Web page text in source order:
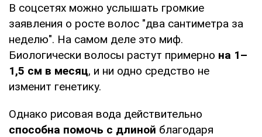
В соцсетях можно услышать громкие
заявления о росте волос "два сантиметра за
неделю". На самом деле это миф.
Биологически волосы растут примерно на 1–
1,5 см в месяц, и ни одно средство не
изменит генетику.
Однако рисовая вода действительно
способна помочь с длиной благодаря